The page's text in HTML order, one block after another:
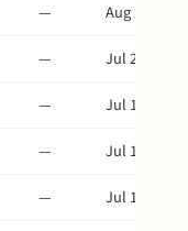
—
Aug 2
—
Jul 23
—
Jul 19
—
Jul 16
—
Jul 16